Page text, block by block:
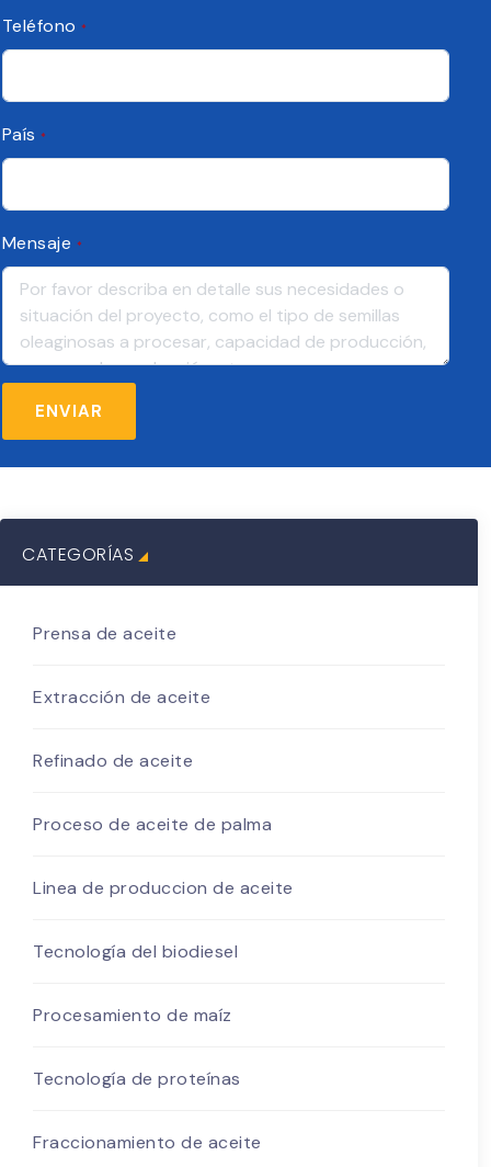
Teléfono*
País*
Mensaje *
CATEGORÍAS
Prensa de aceite
Extracción de aceite
Refinado de aceite
Proceso de aceite de palma
Linea de produccion de aceite
Tecnología del biodiesel
Procesamiento de maíz
Tecnología de proteínas
Fraccionamiento de aceite